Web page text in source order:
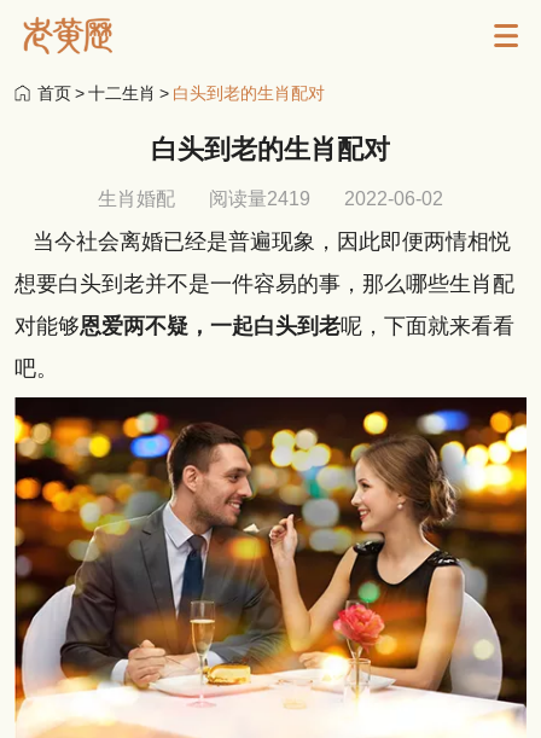
首页>十二生肖 > 白头到老的生肖配对
白头到老的生肖配对
生肖婚配 阅读量2419 2022-06-02
当今社会离婚已经是普遍现象，因此即便两情相悦
想要白头到老并不是一件容易的事，那么哪些生肖配
对能够恩爱两不疑，一起白头到老呢，下面就来看看
吧。